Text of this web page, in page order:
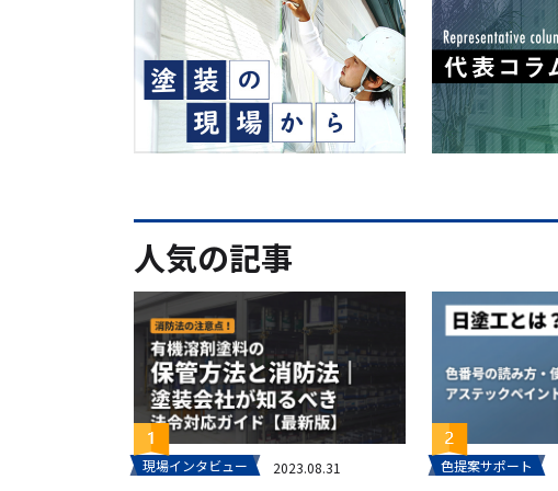
人気の記事
現場インタビュー 2023.08.31 色提案サポート